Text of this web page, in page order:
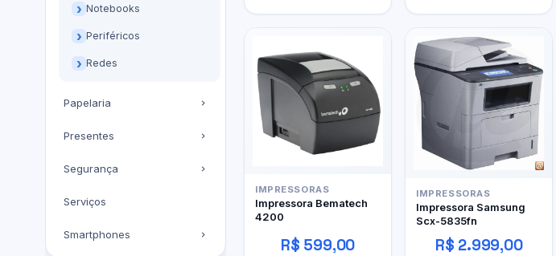
Notebooks
Periféricos
Redes
Papelaria
Presentes
Segurança
Serviços
Smartphones
IMPRESSORAS
Impressora Bematech
4200
R$ 599,00
IMPRESSORAS
Impressora Samsung
Scx-5835fn
R$ 2.999,00